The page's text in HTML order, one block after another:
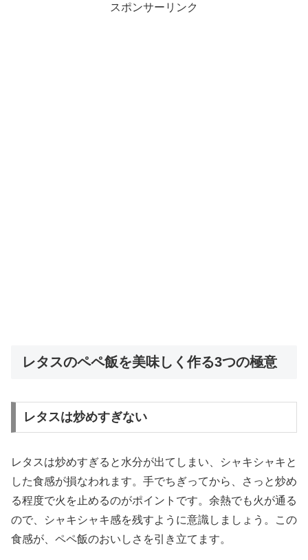
スポンサーリンク
レタスのペペ飯を美味しく作る3つの極意
レタスは炒めすぎない
レタスは炒めすぎると水分が出てしまい、シャキシャキと
した食感が損なわれます。手でちぎってから、さっと炒め
る程度で火を止めるのがポイントです。余熱でも火が通る
ので、シャキシャキ感を残すように意識しましょう。この
食感が、ペペ飯のおいしさを引き立てます。